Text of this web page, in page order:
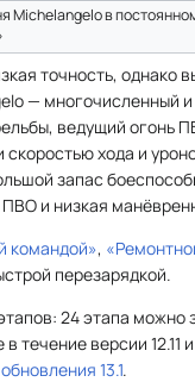
Michelangelo в
точность, однако
— многочисленный
ведущий огонь
скоростью хода и
запас
и низкая
командой»,
перезарядкой.
24 этапа
течение версии 12.11
обновления 13.1.